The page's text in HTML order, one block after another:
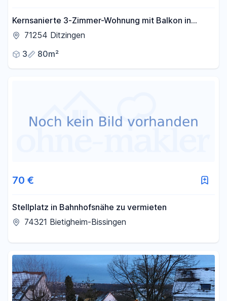
Kernsanierte 3-Zimmer-Wohnung mit Balkon in
Ditzingen
71254 Ditzingen
3
80m²
70 €
Stellplatz in Bahnhofsnähe zu vermieten
74321 Bietigheim-Bissingen